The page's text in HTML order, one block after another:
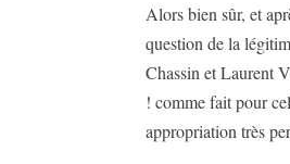
Alors bien sûr, et
question de la
Chassin et Laurent
! comme fait pour
appropriation très